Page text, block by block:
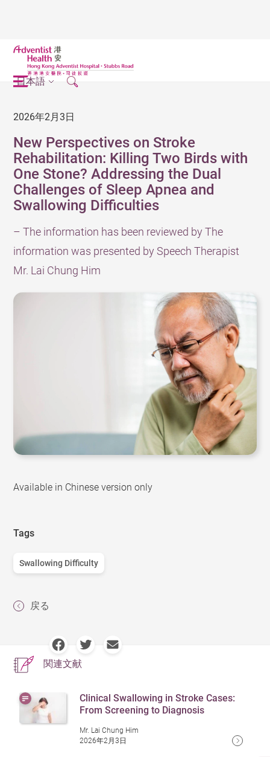
日本語
2026年2月3日
New Perspectives on Stroke
Rehabilitation: Killing Two Birds with
One Stone? Addressing the Dual
Challenges of Sleep Apnea and
Swallowing Difficulties
– The information has been reviewed by The
information was presented by Speech Therapist
Mr. Lai Chung Him
Available in Chinese version only
Tags
Swallowing Difficulty
戻る
関連文献
Clinical Swallowing in Stroke Cases:
From Screening to Diagnosis
Mr. Lai Chung Him
2026年2月3日